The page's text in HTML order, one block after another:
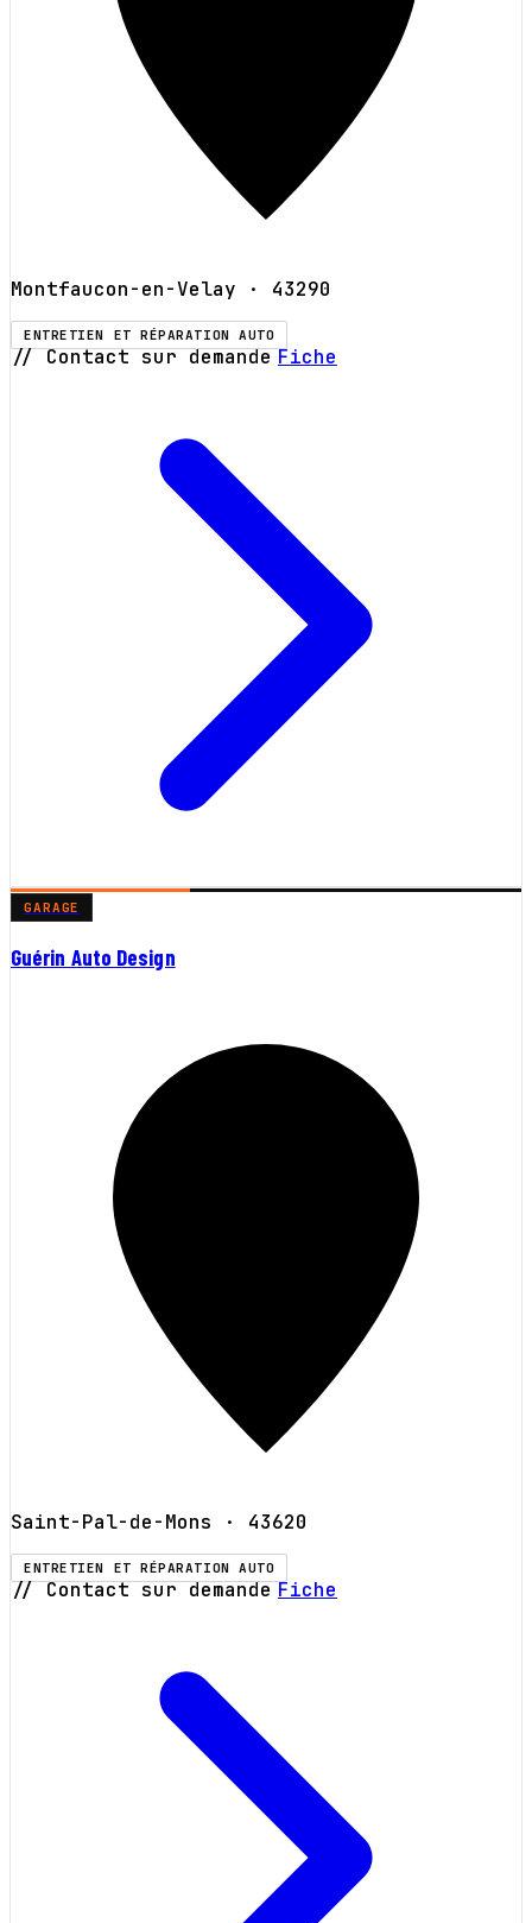
Montfaucon-en-Velay · 43290
ENTRETIEN ET RÉPARATION AUTO
// Contact sur demande Fiche
GARAGE
Guérin Auto Design
Saint-Pal-de-Mons · 43620
ENTRETIEN ET RÉPARATION AUTO
// Contact sur demande Fiche